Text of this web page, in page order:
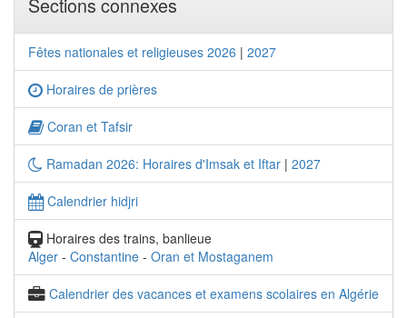
Fêtes nationales et religieuses 2026 | 2027
Horaires de prières
Coran et Tafsir
Ramadan 2026: Horaires d'Imsak et Iftar | 2027
Calendrier hidjri
Horaires des trains, banlieue
Alger - Constantine - Oran et Mostaganem
Calendrier des vacances et examens scolaires en Algérie